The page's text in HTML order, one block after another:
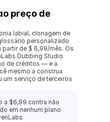
preço de
labial, clonagem de
personalizado
de $ 6,99/mês. Os
Dubbing Studio
de créditos — e a
mesmo a construa
um serviço de terceiros
a $6,99 contra não
em nenhum plano